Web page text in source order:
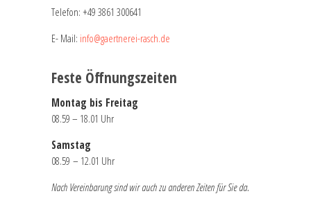
Telefon:+49 3861 300641
E- Mail: info@gaertnerei-rasch.de
Feste Öffnungszeiten
Montag bis Freitag
08.59 – 18.01 Uhr
Samstag
08.59 – 12.01 Uhr
Nach Vereinbarung sind wir auch zu anderen Zeiten für Sie da.